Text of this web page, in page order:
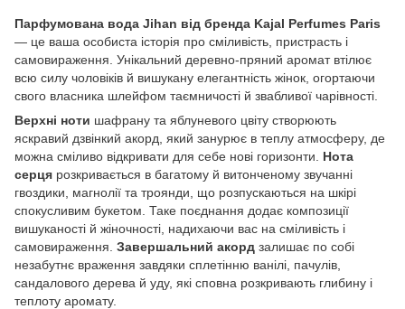
Парфумована вода Jihan від бренда Kajal Perfumes Paris
— це ваша особиста історія про сміливість, пристрасть і
самовираження. Унікальний деревно-пряний аромат втілює
всю силу чоловіків й вишукану елегантність жінок, огортаючи
свого власника шлейфом таємничості й звабливої чарівності.
Верхні ноти шафрану та яблуневого цвіту створюють
яскравий дзвінкий акорд, який занурює в теплу атмосферу, де
можна сміливо відкривати для себе нові горизонти. Нота
серця розкривається в багатому й витонченому звучанні
гвоздики, магнолії та троянди, що розпускаються на шкірі
спокусливим букетом. Таке поєднання додає композиції
вишуканості й жіночності, надихаючи вас на сміливість і
самовираження. Завершальний акорд залишає по собі
незабутнє враження завдяки сплетінню ванілі, пачулів,
сандалового дерева й уду, які сповна розкривають глибину і
теплоту аромату.